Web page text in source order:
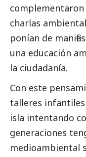
complementaron
charlas
ponían de
una educación
la ciudadanía.
Con este
talleres
isla intentando
generaciones
medioambiental